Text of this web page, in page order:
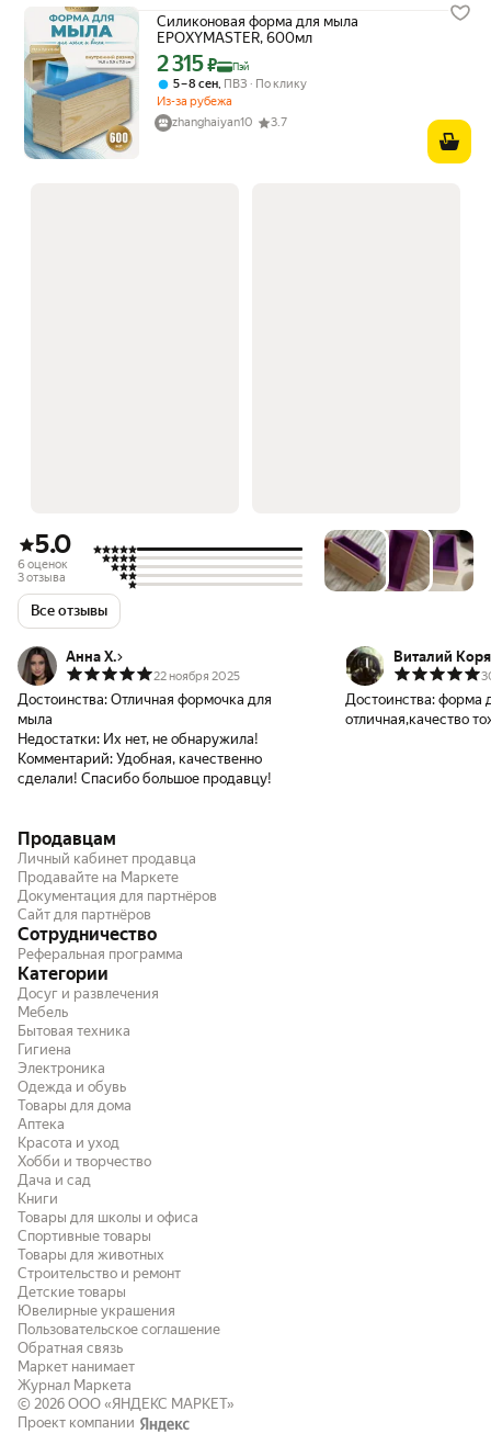
Силиконовая форма для мыла
EPOXYMASTER, 600мл
Цена с картой Яндекс Пэй 2315 ₽ вместо
2 315₽ Пэй
5 – 8 сен, ПВЗ
По клику
Из-за рубежа
zhanghaiyan10
3.7
5.0
6 оценок
3 отзыва
Все отзывы
Анна Х.
22 ноября 2025
Достоинства: Отличная формочка для
мыла
Недостатки: Их нет, не обнаружила!
Комментарий: Удобная, качественно
сделали! Спасибо большое продавцу!
Виталий
Достоинства: форма
отличная,качество
Продавцам
Личный кабинет продавца
Продавайте на Маркете
Документация для партнёров
Сайт для партнёров
Сотрудничество
Реферальная программа
Категории
Досуг и развлечения
Мебель
Бытовая техника
Гигиена
Электроника
Одежда и обувь
Товары для дома
Аптека
Красота и уход
Хобби и творчество
Дача и сад
Книги
Товары для школы и офиса
Спортивные товары
Товары для животных
Строительство и ремонт
Детские товары
Ювелирные украшения
Пользовательское соглашение
Обратная связь
Маркет нанимает
Журнал Маркета
© 2026 ООО «ЯНДЕКС МАРКЕТ»
Проект компании